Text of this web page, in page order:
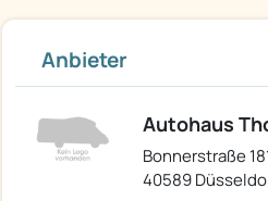
Anbieter
Autohaus
Bonnerstraße
40589